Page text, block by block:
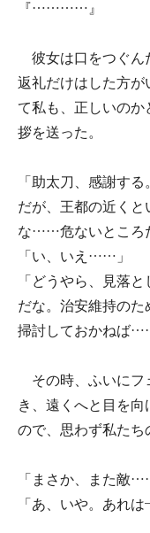
『…………』
彼女は口をつぐん
返礼だけはした方が
て私も、正しいの
拶を送った。
「助太刀、感謝す
だが、王都の近くと
な……危ないところ
「い、いえ……」
「どうやら、見落
だな。治安維持の
掃討しておかねば
その時、ふいにフ
き、遠くへと目を
ので、思わず私たち
「まさか、また敵
「あ、いや。あれ